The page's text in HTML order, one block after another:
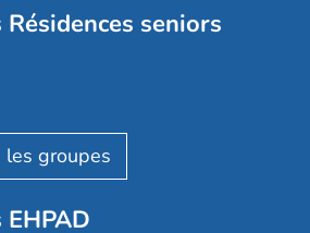
Résidences seniors